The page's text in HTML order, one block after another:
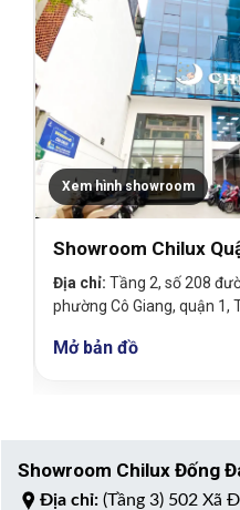
Xem hình showroom
Showroom Chilux
Địa chỉ: Tầng 2, số 208
phường Cô Giang, quận 1,
Mở bản đồ
Showroom Chilux Đống
Địa chỉ: (Tầng 3) 502 Xã